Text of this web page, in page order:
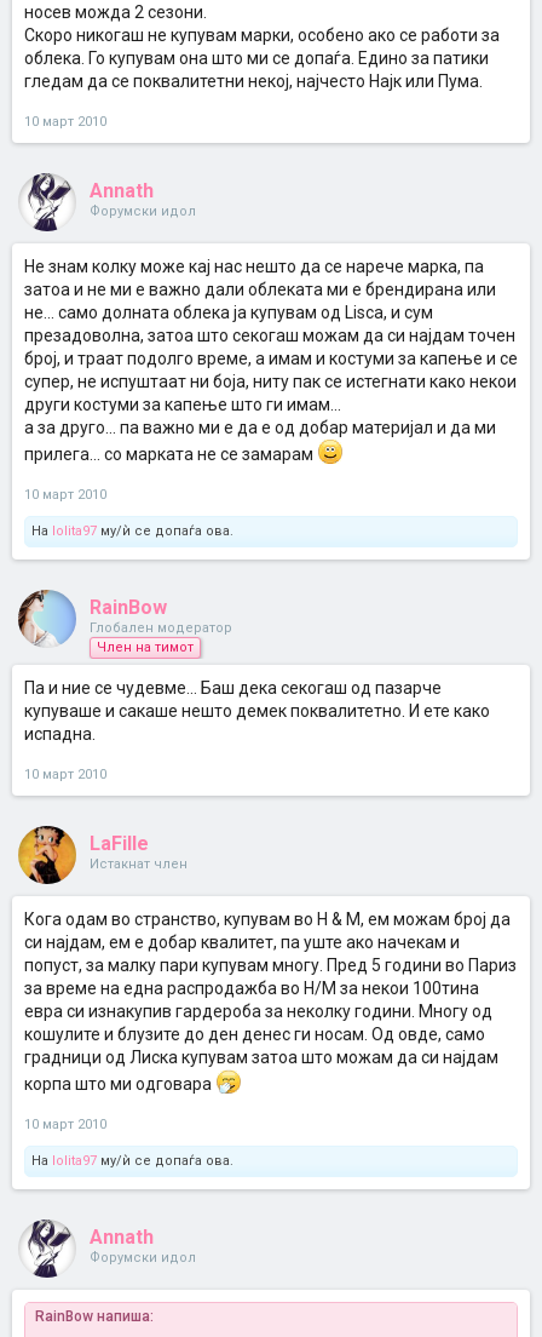
носев можда 2 сезони.
Скоро никогаш не купувам марки, особено ако се работи за
облека. Го купувам она што ми се допаѓа. Едино за патики
гледам да се поквалитетни некој, најчесто Најк или Пума.
10 март 2010
Annath
Форумски идол
Не знам колку може кај нас нешто да се нарече марка, па
затоа и не ми е важно дали облеката ми е брендирана или
не... само долната облека ја купувам од Lisca, и сум
презадоволна, затоа што секогаш можам да си најдам точен
број, и траат подолго време, а имам и костуми за капење и се
супер, не испуштаат ни боја, ниту пак се истегнати како некои
други костуми за капење што ги имам...
а за друго... па важно ми е да е од добар материјал и да ми
прилега... со марката не се замарам
10 март 2010
На lolita97 му/ѝ се допаѓа ова.
RainBow
Глобален модератор
Член на тимот
Па и ние се чудевме... Баш дека секогаш од пазарче
купуваше и сакаше нешто демек поквалитетно. И ете како
испадна.
10 март 2010
LaFille
Истакнат член
Кога одам во странство, купувам во Н & М, ем можам број да
си најдам, ем е добар квалитет, па уште ако начекам и
попуст, за малку пари купувам многу. Пред 5 години во Париз
за време на една распродажба во Н/М за некои 100тина
евра си изнакупив гардероба за неколку години. Многу од
кошулите и блузите до ден денес ги носам. Од овде, само
градници од Лиска купувам затоа што можам да си најдам
корпа што ми одговара
10 март 2010
На lolita97 му/ѝ се допаѓа ова.
Annath
Форумски идол
RainBow напиша: